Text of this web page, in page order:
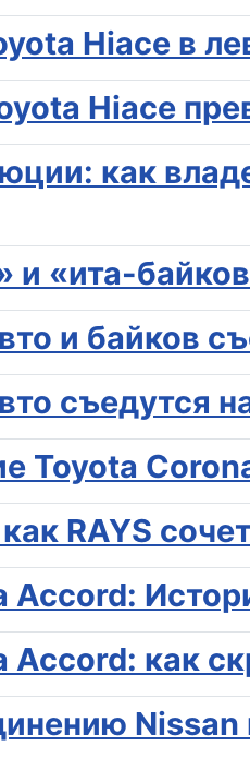
Hiace в
Hiace
как
и «ита-
и байков
съедутся
Toyota
RAYS
Accord:
Accord: как